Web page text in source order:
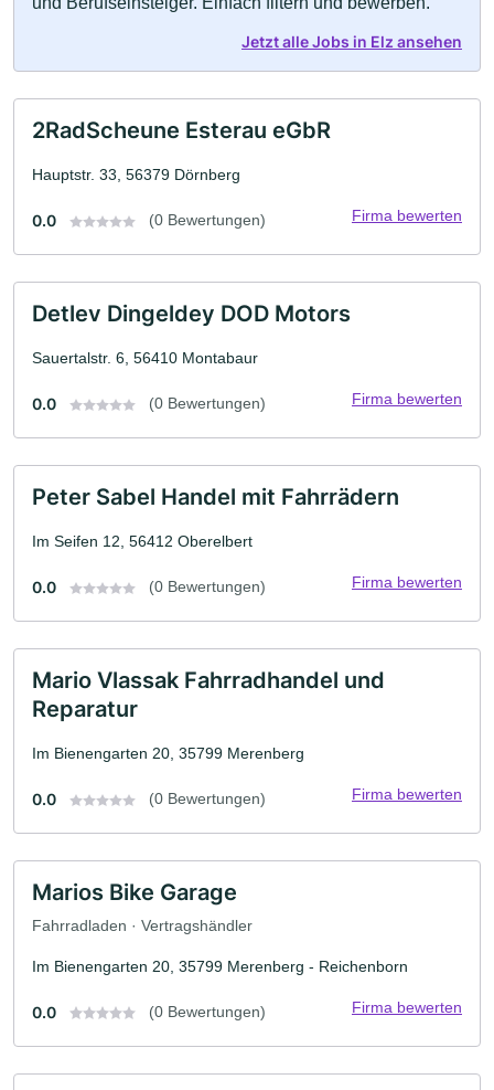
Jetzt alle Jobs in Elz ansehen
2RadScheune Esterau eGbR
Hauptstr. 33, 56379 Dörnberg
0.0 (0 Bewertungen) Firma bewerten
Detlev Dingeldey DOD Motors
Sauertalstr. 6, 56410 Montabaur
0.0 (0 Bewertungen) Firma bewerten
Peter Sabel Handel mit Fahrrädern
Im Seifen 12, 56412 Oberelbert
0.0 (0 Bewertungen) Firma bewerten
Mario Vlassak Fahrradhandel und
Reparatur
Im Bienengarten 20, 35799 Merenberg
0.0 (0 Bewertungen) Firma bewerten
Marios Bike Garage
Fahrradladen · Vertragshändler
Im Bienengarten 20, 35799 Merenberg - Reichenborn
0.0 (0 Bewertungen) Firma bewerten